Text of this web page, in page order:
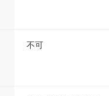
不可